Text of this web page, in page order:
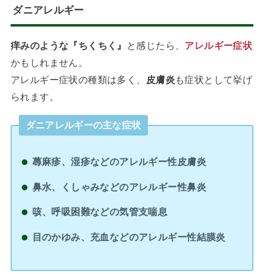
ダニアレルギー
痒みのような『ちくちく』 と感じたら、 アレルギー症状
かもしれません。
アレルギー症状の種類は多く、
皮膚炎も症状として挙げ
られます。
ダニアレルギーの主な症状
蕁麻疹、湿疹などのアレルギー性皮膚炎
鼻水、くしゃみなどのアレルギー性鼻炎
咳、呼吸困難などの気管支喘息
目のかゆみ、充血などのアレルギー性結膜炎